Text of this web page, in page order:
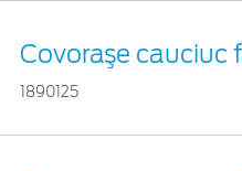
Covoraşe cauciuc
1890125